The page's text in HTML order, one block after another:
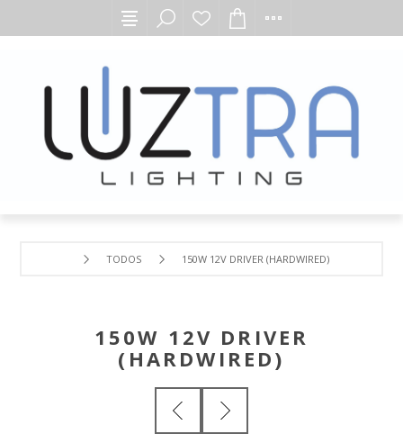
TODOS 150W 12V DRIVER (HARDWIRED)
150W 12V DRIVER
(HARDWIRED)